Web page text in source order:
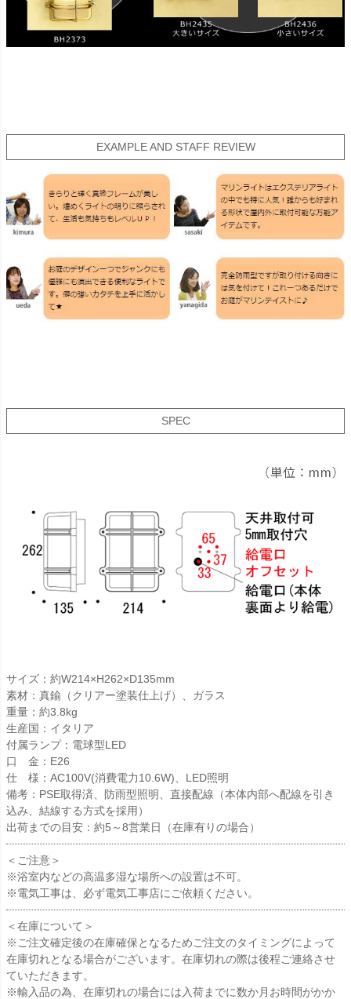
EXAMPLE AND STAFF REVIEW
SPEC
サイズ：約W214×H262×D135mm
素材：真鍮（クリアー塗装仕上げ）、ガラス
重量：約3.8kg
生産国：イタリア
付属ランプ：電球型LED
口 金：E26
仕 様：AC100V(消費電力10.6W)、LED照明
備考：PSE取得済、防雨型照明、直接配線（本体内部へ配線を引き
込み、結線する方式を採用）
出荷までの目安：約5～8営業日（在庫有りの場合）
＜ご注意＞
※浴室内などの高温多湿な場所への設置は不可。
※電気工事は、必ず電気工事店にご依頼ください。
＜在庫について＞
※ご注文確定後の在庫確保となるためご注文のタイミングによって
在庫切れとなる場合がございます。在庫切れの際は後程ご連絡させ
ていただきます。
※輸入品の為、在庫切れの場合には入荷までに数か月お時間がかか